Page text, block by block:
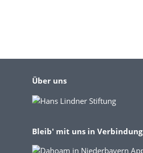
Über uns
Bleib' mit uns in Verbindung